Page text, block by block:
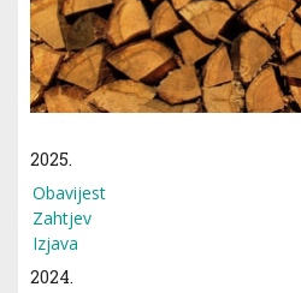
2025.
Obavijest
Zahtjev
Izjava
2024.